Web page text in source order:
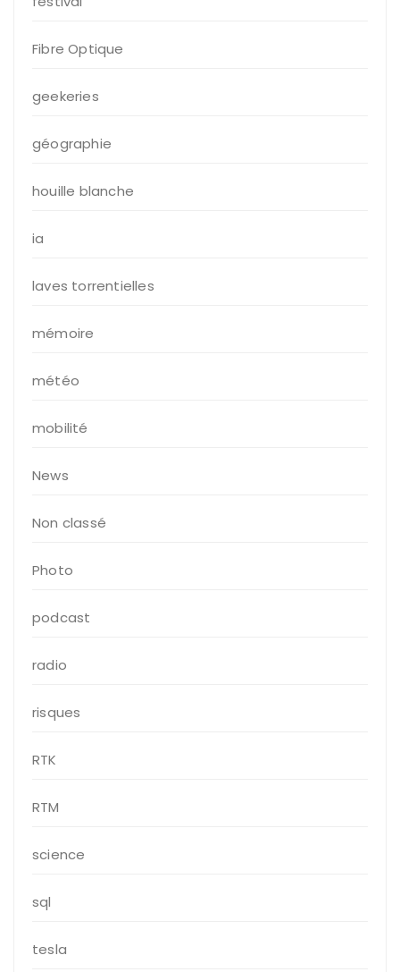
Fibre Optique
geekeries
géographie
houille blanche
ia
laves torrentielles
mémoire
météo
mobilité
News
Non classé
Photo
podcast
radio
risques
RTK
RTM
science
sql
tesla